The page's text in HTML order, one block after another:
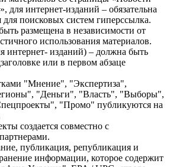
для интернет-изданий – обязательна
для поисковых систем гиперссылка.
размещена в независимости от
использования материалов.
интернет- изданий) – должна быть
или в первом абзаце
"Мнение", "Экспертиза",
"Деньги", "Власть", "Выборы",
"Промо" публикуются на
создается совместно с
публикация, републикация и
информации, которое содержит